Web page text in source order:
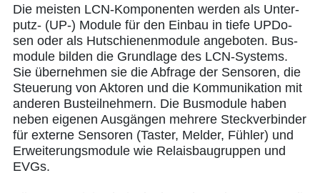
Die meis­ten LCN-Kom­po­nen­ten wer­den als Unter­
putz- (UP-) Modu­le für den Ein­bau in tie­fe UPDo­
sen oder als Hut­schie­nen­mo­du­le ange­bo­ten. Bus­
mo­du­le bil­den die Grund­la­ge des LCN-Sys­tems.
Sie über­neh­men sie die Abfra­ge der Sen­so­ren, die
Steue­rung von Akto­ren und die Kom­mu­ni­ka­ti­on mit
ande­ren Bus­teil­neh­mern. Die Bus­mo­du­le haben
neben eige­nen Aus­gän­gen meh­re­re Steck­ver­bin­der
für exter­ne Sen­so­ren (Tas­ter, Mel­der, Füh­ler) und
Erwei­te­rungs­mo­du­le wie Relais­bau­grup­pen und
EVGs.